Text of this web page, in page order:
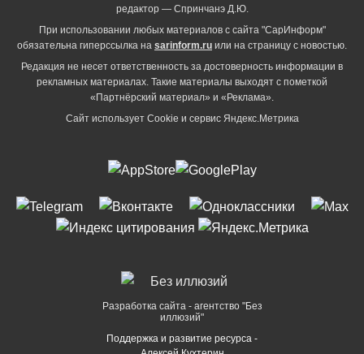
редактор — Спринчанэ Д.Ю.
При использовании любых материалов с сайта "СарИнформ"
обязательна гиперссылка на sarinform.ru или на страницу с новостью.
Редакция не несет ответственность за достоверность информации в
рекламных материалах. Такие материалы выходят с пометкой
«Партнёрский материал» и «Реклама».
Сайт использует Cookie и сервиc Яндекс.Метрика
Разработка сайта - агентство "Без
иллюзий"
Поддержка и развитие ресурса -